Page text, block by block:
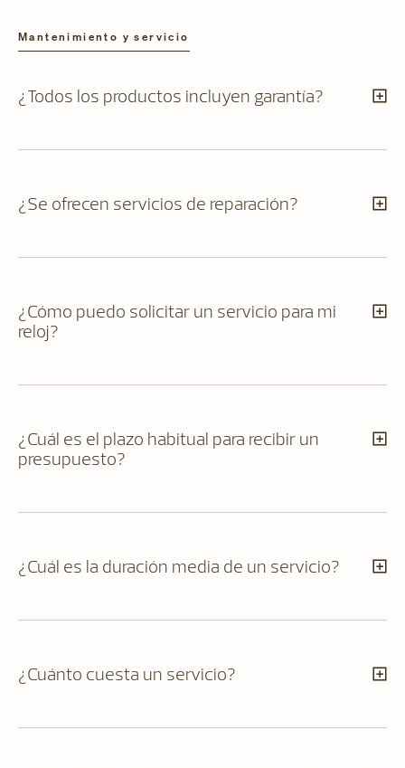
Mantenimiento y servicio
¿Todos los productos incluyen garantía?
¿Se ofrecen servicios de reparación?
¿Cómo puedo solicitar un servicio para mi
reloj?
¿Cuál es el plazo habitual para recibir un
presupuesto?
¿Cuál es la duración media de un servicio?
¿Cuánto cuesta un servicio?